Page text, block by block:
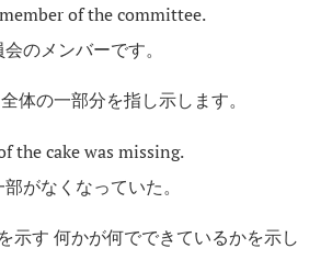
of the committee.
のメンバーです。
体の一部分を指し示します。
the cake was missing.
がなくなっていた。
示す 何かが何でできているかを示し